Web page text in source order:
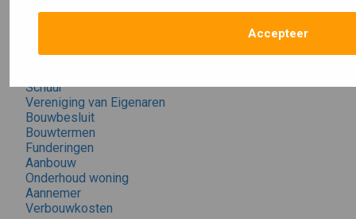
Accepteer
Categorieën
Dakopbouw
Schuur
Vereniging van Eigenaren
Bouwbesluit
Bouwtermen
Funderingen
Aanbouw
Onderhoud woning
Aannemer
Verbouwkosten